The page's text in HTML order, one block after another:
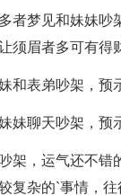
者梦见和妹妹吵
须眉者多可有得
和表弟吵架，预
妹聊天吵架，预
架，运气还不错
复杂的`事情，